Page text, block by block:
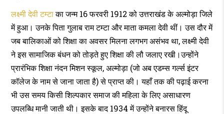
लक्ष्मी देवी टम्टाका जन्म 16 फरवरी 1912 को उत्तराखंड के अल्मोड़ा जिले
में हुआ। उनके पिता गुलाब राम टम्टा और माता कमला देवी थीं। उस दौर में
जब बालिकाओं को शिक्षा का अवसर मिलना लगभग असंभव था, लक्ष्मी देवी
ने इस सामाजिक बंधन को तोड़ते हुए शिक्षा की लौ जलाए रखी।उन्होंने
प्रारंभिक शिक्षा नंदन मिशन स्कूल, अल्मोड़ा (जो अब एडम्स गर्ल्स इंटर
कॉलेज के नाम से जाना जाता है) से प्राप्त की। यहाँ तक की पढ़ाई करना
भी उस समय किसी शिल्पकार समाज की महिला के लिए असाधारण
उपलब्धि मानी जाती थी। इसके बाद 1934 में उन्होंने बनारस हिंदू